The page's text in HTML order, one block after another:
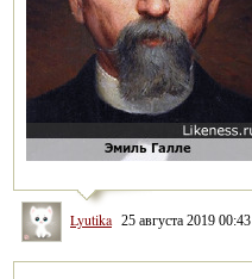
Lyutika 25 августа 2019 00:43